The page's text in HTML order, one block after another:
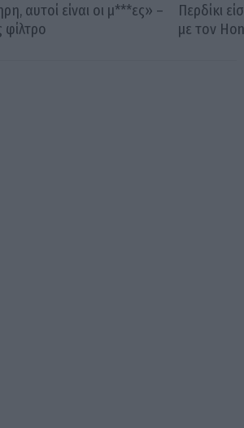
αυτοί είναι οι μ***ες» –
Περδίκι
με τον